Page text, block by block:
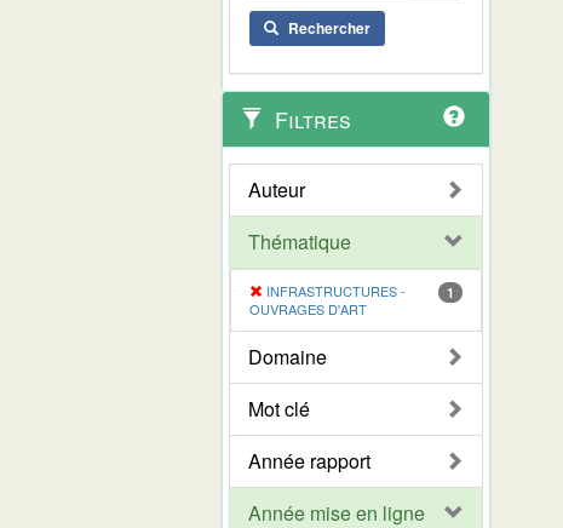
Rechercher
Filtres
Auteur
Thématique
INFRASTRUCTURES -
OUVRAGES D'ART
1
Domaine
Mot clé
Année rapport
Année mise en ligne